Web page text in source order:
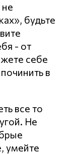
будьте
- от
себе
в
все то
Не
умейте